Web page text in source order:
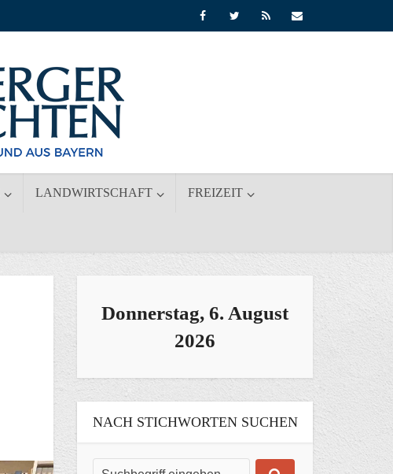
LANDWIRTSCHAFT FREIZEIT
Donnerstag, 6. August
2026
NACH STICHWORTEN SUCHEN